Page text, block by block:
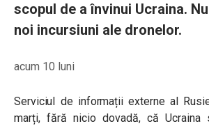
scopul de a învinui Ucraina.
noi incursiuni ale dronelor.
acum 10 luni
Serviciul de informații externe al
marți, fără nicio dovadă, că Ucraina